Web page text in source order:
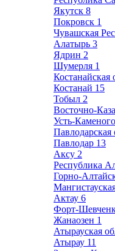
Якутск 8
Покровск 1
Чувашская
Алатырь 3
Ядрин 2
Шумерля 1
Костанайская
Костанай 15
Тобыл 2
Восточно-
Усть-
Павлодарская
Павлодар 13
Аксу 2
Республика
Горно-
Актау 6
Форт-
Жанаозен 1
Атырауская
Атырау 11